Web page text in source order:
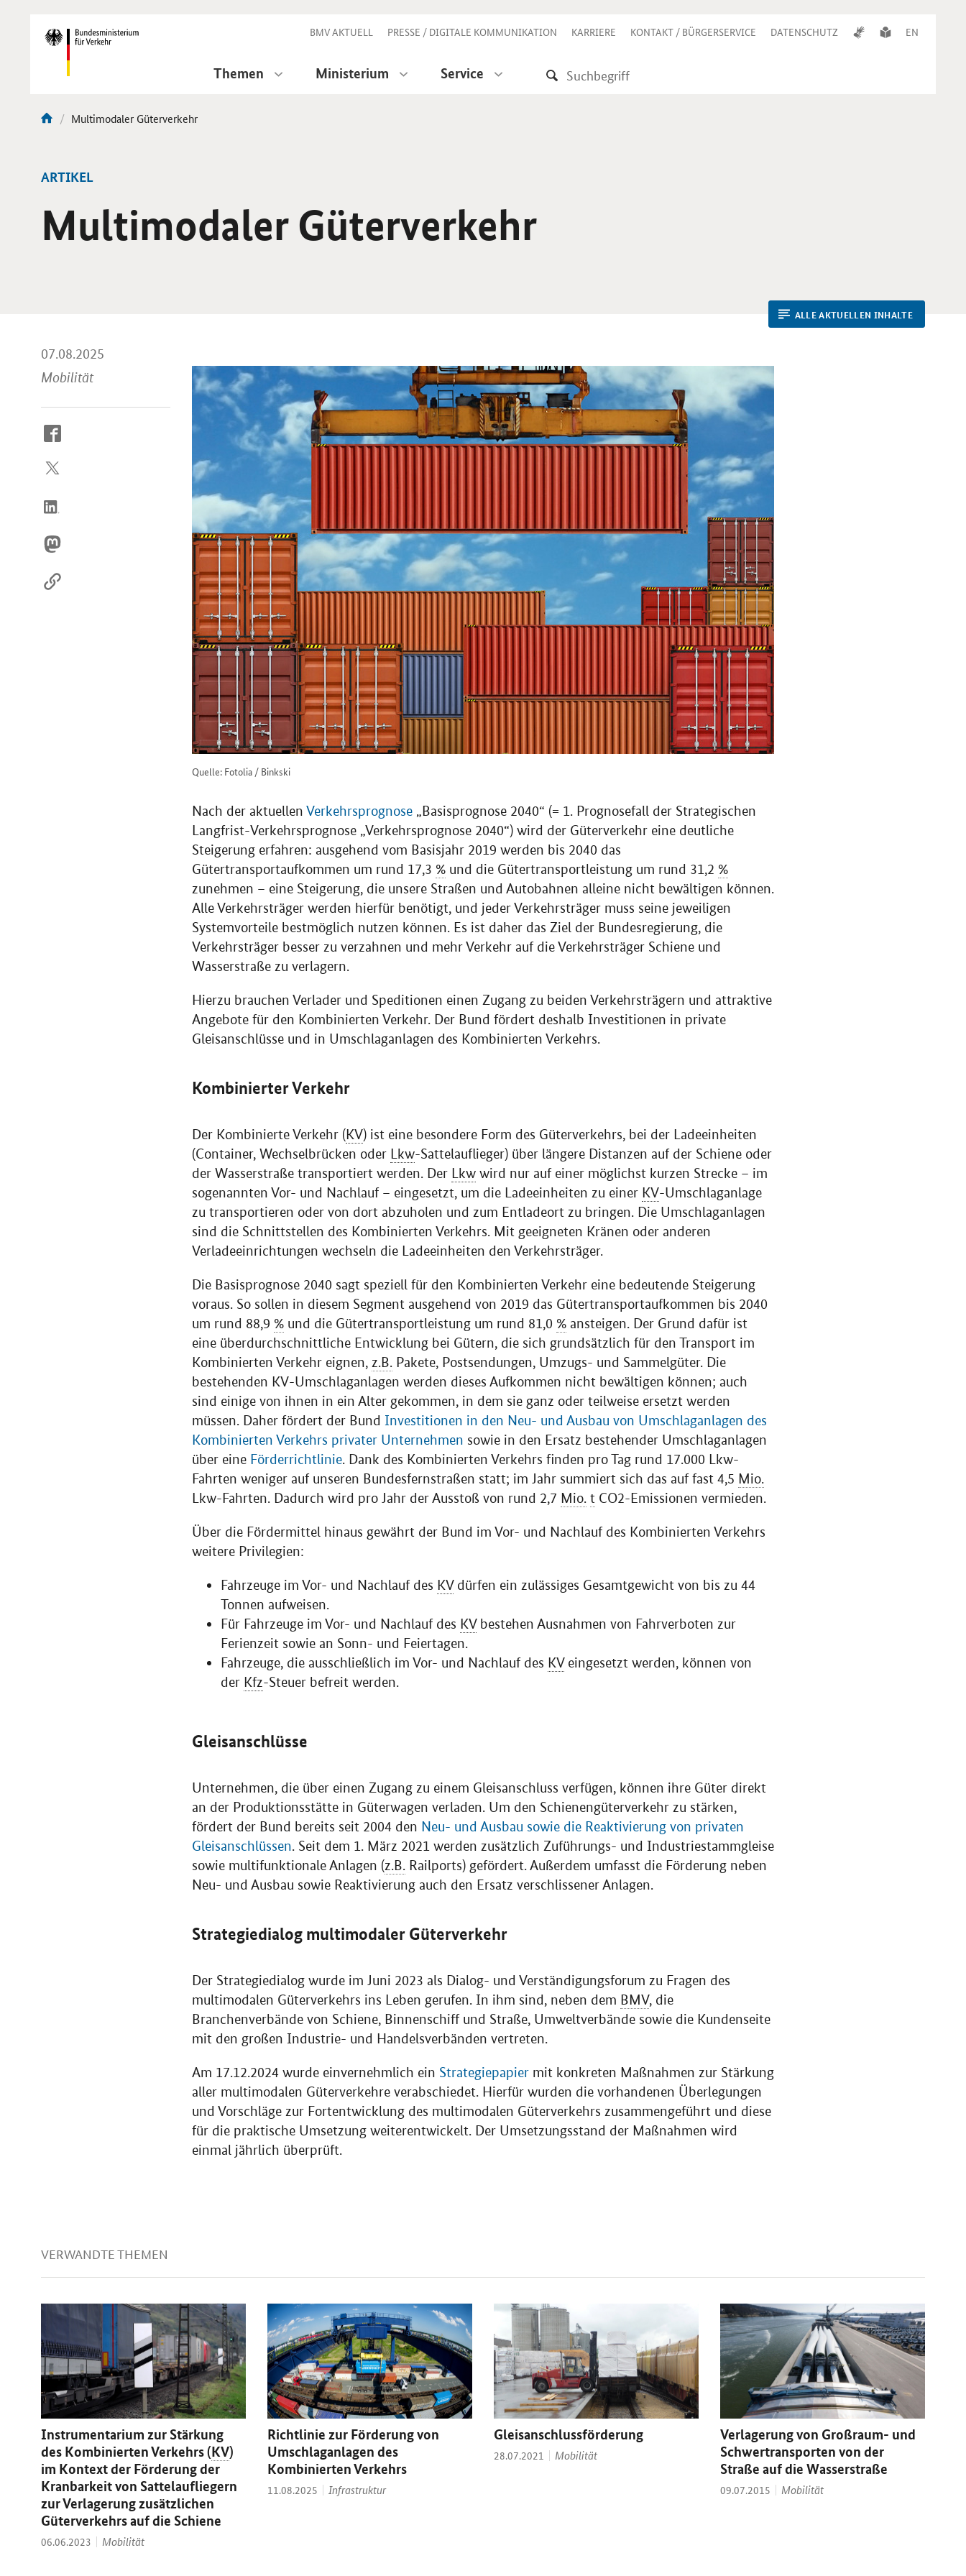
Navigation BMV AKTUELL PRESSE / DIGITALE KOMMUNIKATION KARRIERE KONTAKT / BÜRGERSERVICE DATENSCHUTZ EN
Themen Ministerium Service
Aktuelle
Multimodaler Güterverkehr
ARTIKEL
Multimodaler Güterverkehr
ALLE AKTUELLEN INHALTE
07.08.2025
Mobilität
So
Sie
Internet
Quelle: Fotolia / Binkski
Nach der aktuellen Verkehrsprognose „Basisprognose 2040“ (= 1. Prognosefall der Strategischen
Langfrist-Verkehrsprognose „Verkehrsprognose 2040“) wird der Güterverkehr eine deutliche
Steigerung erfahren: ausgehend vom Basisjahr 2019 werden bis 2040 das
Gütertransportaufkommen um rund 17,3 % und die Gütertransportleistung um rund 31,2 %
zunehmen – eine Steigerung, die unsere Straßen und Autobahnen alleine nicht bewältigen können.
Alle Verkehrsträger werden hierfür benötigt, und jeder Verkehrsträger muss seine jeweiligen
Systemvorteile bestmöglich nutzen können. Es ist daher das Ziel der Bundesregierung, die
Verkehrsträger besser zu verzahnen und mehr Verkehr auf die Verkehrsträger Schiene und
Wasserstraße zu verlagern.
Hierzu brauchen Verlader und Speditionen einen Zugang zu beiden Verkehrsträgern und attraktive
Angebote für den Kombinierten Verkehr. Der Bund fördert deshalb Investitionen in private
Gleisanschlüsse und in Umschlaganlagen des Kombinierten Verkehrs.
Kombinierter Verkehr
Der Kombinierte Verkehr (KV) ist eine besondere Form des Güterverkehrs, bei der Ladeeinheiten
(Container, Wechselbrücken oder Lkw-Sattelauflieger) über längere Distanzen auf der Schiene oder
der Wasserstraße transportiert werden. Der Lkw wird nur auf einer möglichst kurzen Strecke – im
sogenannten Vor- und Nachlauf – eingesetzt, um die Ladeeinheiten zu einer KV-Umschlaganlage
zu transportieren oder von dort abzuholen und zum Entladeort zu bringen. Die Umschlaganlagen
sind die Schnittstellen des Kombinierten Verkehrs. Mit geeigneten Kränen oder anderen
Verladeeinrichtungen wechseln die Ladeeinheiten den Verkehrsträger.
Die Basisprognose 2040 sagt speziell für den Kombinierten Verkehr eine bedeutende Steigerung
voraus. So sollen in diesem Segment ausgehend von 2019 das Gütertransportaufkommen bis 2040
um rund 88,9 % und die Gütertransportleistung um rund 81,0 % ansteigen. Der Grund dafür ist
eine überdurchschnittliche Entwicklung bei Gütern, die sich grundsätzlich für den Transport im
Kombinierten Verkehr eignen, z.B. Pakete, Postsendungen, Umzugs- und Sammelgüter. Die
bestehenden KV-Umschlaganlagen werden dieses Aufkommen nicht bewältigen können; auch
sind einige von ihnen in ein Alter gekommen, in dem sie ganz oder teilweise ersetzt werden
müssen. Daher fördert der Bund Investitionen in den Neu- und Ausbau von Umschlaganlagen des
Kombinierten Verkehrs privater Unternehmen sowie in den Ersatz bestehender Umschlaganlagen
über eine Förderrichtlinie. Dank des Kombinierten Verkehrs finden pro Tag rund 17.000 Lkw-
Fahrten weniger auf unseren Bundesfernstraßen statt; im Jahr summiert sich das auf fast 4,5 Mio.
Lkw-Fahrten. Dadurch wird pro Jahr der Ausstoß von rund 2,7 Mio. t CO2-Emissionen vermieden.
Über die Fördermittel hinaus gewährt der Bund im Vor- und Nachlauf des Kombinierten Verkehrs
weitere Privilegien:
Fahrzeuge im Vor- und Nachlauf des KVdürfen ein zulässiges Gesamtgewicht von bis zu 44
Tonnen aufweisen.
Für Fahrzeuge im Vor- und Nachlauf des KVbestehen Ausnahmen von Fahrverboten zur
Ferienzeit sowie an Sonn- und Feiertagen.
Fahrzeuge, die ausschließlich im Vor- und Nachlauf des KVeingesetzt werden, können von
der Kfz-Steuer befreit werden.
Gleisanschlüsse
Unternehmen, die über einen Zugang zu einem Gleisanschluss verfügen, können ihre Güter direkt
an der Produktionsstätte in Güterwagen verladen. Um den Schienengüterverkehr zu stärken,
fördert der Bund bereits seit 2004 den Neu- und Ausbau sowie die Reaktivierung von privaten
Gleisanschlüssen. Seit dem 1. März 2021 werden zusätzlich Zuführungs- und Industriestammgleise
sowie multifunktionale Anlagen (z.B. Railports) gefördert. Außerdem umfasst die Förderung neben
Neu- und Ausbau sowie Reaktivierung auch den Ersatz verschlissener Anlagen.
Strategiedialog multimodaler Güterverkehr
Der Strategiedialog wurde im Juni 2023 als Dialog- und Verständigungsforum zu Fragen des
multimodalen Güterverkehrs ins Leben gerufen. In ihm sind, neben dem BMV, die
Branchenverbände von Schiene, Binnenschiff und Straße, Umweltverbände sowie die Kundenseite
mit den großen Industrie- und Handelsverbänden vertreten.
Am 17.12.2024 wurde einvernehmlich ein Strategiepapier mit konkreten Maßnahmen zur Stärkung
aller multimodalen Güterverkehre verabschiedet. Hierfür wurden die vorhandenen Überlegungen
und Vorschläge zur Fortentwicklung des multimodalen Güterverkehrs zusammengeführt und diese
für die praktische Umsetzung weiterentwickelt. Der Umsetzungsstand der Maßnahmen wird
einmal jährlich überprüft.
VERWANDTE THEMEN
Instrumentarium zur Stärkung
des Kombinierten Verkehrs (KV)
im Kontext der Förderung der
Kranbarkeit von Sattelaufliegern
zur Verlagerung zusätzlichen
Güterverkehrs auf die Schiene
Datum:
06.06.2023 Thema:
Mobilität
Richtlinie zur Förderung von
Umschlaganlagen des
Kombinierten Verkehrs
Datum:
11.08.2025 Thema:
Infrastruktur
Gleisanschlussförderung
Datum:
28.07.2021 Thema:
Mobilität
Verlagerung von Großraum- und
Schwertransporten von der
Straße auf die Wasserstraße
Datum:
09.07.2015 Thema:
Mobilität